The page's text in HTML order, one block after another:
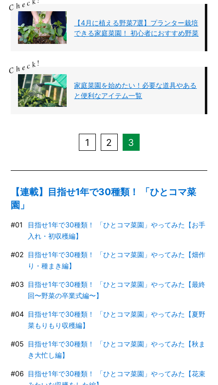
【4月に植える野菜7選】プランター栽培
できる家庭菜園！ 初心者におすすめ野菜
家庭菜園を始めたい！必要な道具やある
と便利なアイテム一覧
1 2 3
【連載】目指せ1年で30種類！ 「ひとコマ菜
園」
目指せ1年で30種類！ 「ひとコマ菜園」やってみた【お手
入れ・初収穫編】
目指せ1年で30種類！ 「ひとコマ菜園」やってみた【畑作
り・種まき編】
目指せ1年で30種類！ 「ひとコマ菜園」やってみた【最終
回〜野菜の卒業式編〜】
目指せ1年で30種類！ 「ひとコマ菜園」やってみた【夏野
菜もりもり収穫編】
目指せ1年で30種類！ 「ひとコマ菜園」やってみた【秋ま
き大忙し編】
目指せ1年で30種類！ 「ひとコマ菜園」やってみた【花束